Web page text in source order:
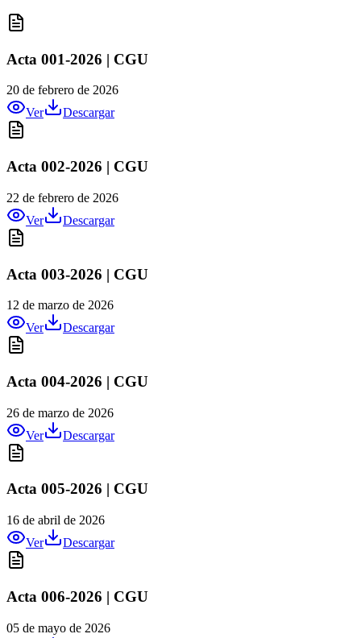
Acta 001-2026 | CGU
20 de febrero de 2026
Ver
Descargar
Acta 002-2026 | CGU
22 de febrero de 2026
Ver
Descargar
Acta 003-2026 | CGU
12 de marzo de 2026
Ver
Descargar
Acta 004-2026 | CGU
26 de marzo de 2026
Ver
Descargar
Acta 005-2026 | CGU
16 de abril de 2026
Ver
Descargar
Acta 006-2026 | CGU
05 de mayo de 2026